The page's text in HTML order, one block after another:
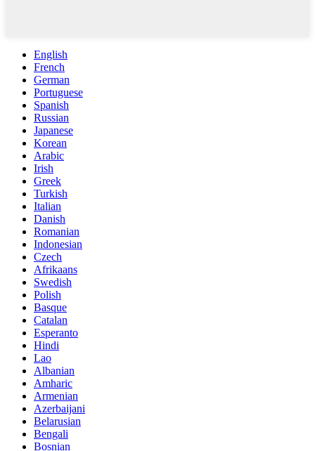
English
French
German
Portuguese
Spanish
Russian
Japanese
Korean
Arabic
Irish
Greek
Turkish
Italian
Danish
Romanian
Indonesian
Czech
Afrikaans
Swedish
Polish
Basque
Catalan
Esperanto
Hindi
Lao
Albanian
Amharic
Armenian
Azerbaijani
Belarusian
Bengali
Bosnian